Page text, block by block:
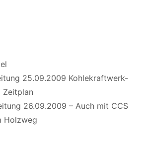
25.09.2009 Kohlekraftwerk-
Zeitplan
26.09.2009 – Auch mit CCS
Holzweg